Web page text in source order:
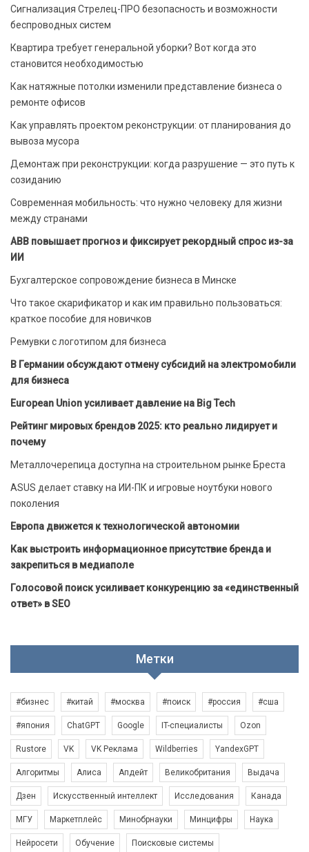
Сигнализация Стрелец-ПРО безопасность и возможности
беспроводных систем
Квартира требует генеральной уборки? Вот когда это
становится необходимостью
Как натяжные потолки изменили представление бизнеса о
ремонте офисов
Как управлять проектом реконструкции: от планирования до
вывоза мусора
Демонтаж при реконструкции: когда разрушение — это путь к
созиданию
Современная мобильность: что нужно человеку для жизни
между странами
ABB повышает прогноз и фиксирует рекордный спрос из-за
ИИ
Бухгалтерское сопровождение бизнеса в Минске
Что такое скарификатор и как им правильно пользоваться:
краткое пособие для новичков
Ремувки с логотипом для бизнеса
В Германии обсуждают отмену субсидий на электромобили
для бизнеса
European Union усиливает давление на Big Tech
Рейтинг мировых брендов 2025: кто реально лидирует и
почему
Металлочерепица доступна на строительном рынке Бреста
ASUS делает ставку на ИИ-ПК и игровые ноутбуки нового
поколения
Европа движется к технологической автономии
Как выстроить информационное присутствие бренда и
закрепиться в медиаполе
Голосовой поиск усиливает конкуренцию за «единственный
ответ» в SEO
Метки
#бизнес #китай #москва #поиск #россия #сша
#япония ChatGPT Google IT-специалисты Ozon
Rustore VK VK Реклама Wildberries YandexGPT
Алгоритмы Алиса Апдейт Великобритания Выдача
Дзен Искусственный интеллект Исследования Канада
МГУ Маркетплейс Минобрнауки Минцифры Наука
Нейросети Обучение Поисковые системы